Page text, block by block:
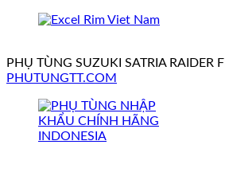
PHỤ TÙNG SUZUKI SATRIA RAIDER FI
PHUTUNGTT.COM